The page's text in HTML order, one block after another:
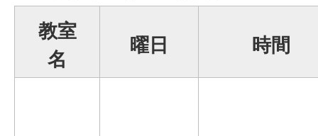
教室
名
曜日 時間